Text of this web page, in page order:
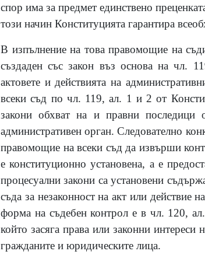
спор има за предмет единствено
този начин Конституцията гарантира
В изпълнение на това правомощие на
създаден със закон въз основа на чл.
актовете и действията на
всеки съд по чл. 119, ал. 1 и 2 от
закони обхват на и правни последици
административен орган. Следователно
правомощие на всеки съд да извърши
е конституционно установена, а е
процесуални закони са установени
съда за незаконност на акт или действие
форма на съдебен контрол е в чл. 120,
който засяга права или законни
гражданите и юридическите лица.